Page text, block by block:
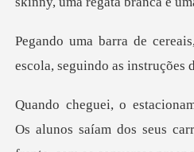
escola, s
Os alunos saíam dos seus